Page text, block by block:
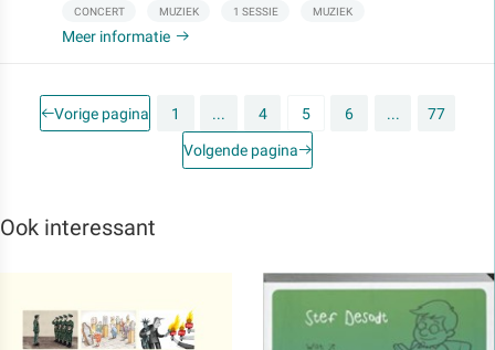
CONCERT MUZIEK 1 SESSIE MUZIEK
Meer informatie
Vorige pagina 1 ... 4 5 6 ... 77
Volgende pagina
Ook interessant